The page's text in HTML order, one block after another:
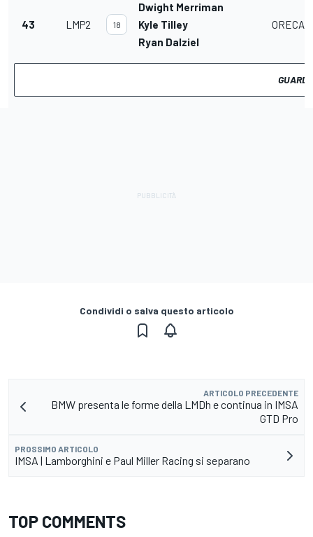
43 LMP2 18
Dwight Merriman
Kyle Tilley
Ryan Dalziel
ORECA
Condividi o salva questo articolo
ARTICOLO PRECEDENTE
BMW presenta le forme della LMDh e continua in IMSA
GTD Pro
PROSSIMO ARTICOLO
IMSA | Lamborghini e Paul Miller Racing si separano
TOP COMMENTS